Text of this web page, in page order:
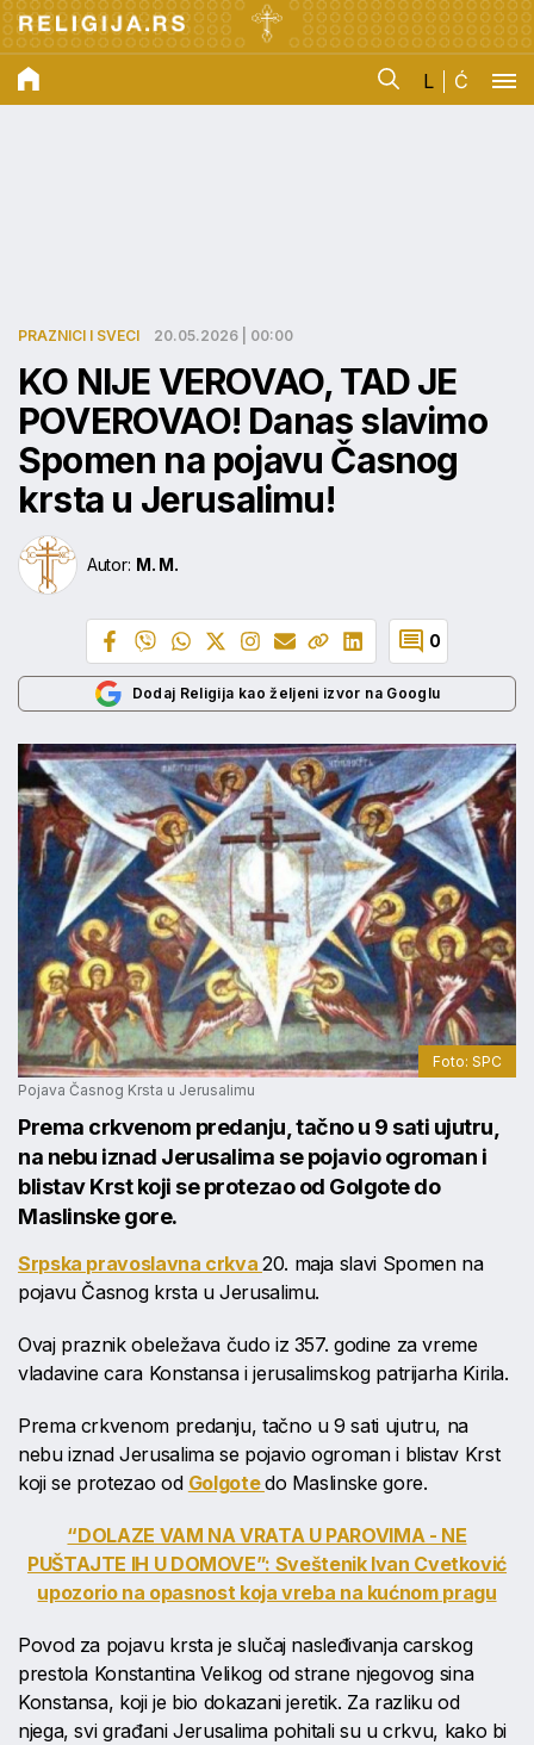
L Ć
PRAZNICI I SVECI 20.05.2026 | 00:00
KO NIJE VEROVAO, TAD JE
POVEROVAO! Danas slavimo
Spomen na pojavu Časnog
krsta u Jerusalimu!
Autor: M. M.
0
Dodaj Religija kao željeni izvor na Googlu
Foto: SPC
Pojava Časnog Krsta u Jerusalimu
Prema crkvenom predanju, tačno u 9 sati ujutru,
na nebu iznad Jerusalima se pojavio ogroman i
blistav Krst koji se protezao od Golgote do
Maslinske gore.
Srpska pravoslavna crkva 20. maja slavi Spomen na
pojavu Časnog krsta u Jerusalimu.
Ovaj praznik obeležava čudo iz 357. godine za vreme
vladavine cara Konstansa i jerusalimskog patrijarha Kirila.
Prema crkvenom predanju, tačno u 9 sati ujutru, na
nebu iznad Jerusalima se pojavio ogroman i blistav Krst
koji se protezao od Golgotedo Maslinske gore.
“DOLAZE VAM NA VRATA U PAROVIMA - NE
PUŠTAJTE IH U DOMOVE”: Sveštenik Ivan Cvetković
upozorio na opasnost koja vreba na kućnom pragu
Povod za pojavu krsta je slučaj nasleđivanja carskog
prestola Konstantina Velikog od strane njegovog sina
Konstansa, koji je bio dokazani jeretik. Za razliku od
njega, svi građani Jerusalima pohitali su u crkvu, kako bi